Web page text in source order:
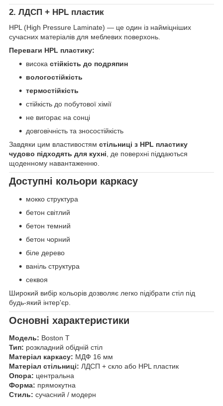
2. ЛДСП + HPL пластик
HPL (High Pressure Laminate) — це один із найміцніших
сучасних матеріалів для меблевих поверхонь.
Переваги HPL пластику:
висока стійкість до подряпин
вологостійкість
термостійкість
стійкість до побутової хімії
не вигорає на сонці
довговічність та зносостійкість
Завдяки цим властивостям стільниці з HPL пластику
чудово підходять для кухні , де поверхні піддаються
щоденному навантаженню.
Доступні кольори каркасу
мокко структура
бетон світлий
бетон темний
бетон чорний
біле дерево
ваніль структура
секвоя
Широкий вибір кольорів дозволяє легко підібрати стіл під
будь-який інтер'єр.
Основні характеристики
Модель: Boston T
Тип: розкладний обідній стіл
Матеріал каркасу: МДФ 16 мм
Матеріал стільниці: ЛДСП + скло або HPL пластик
Опора: центральна
Форма: прямокутна
Стиль: сучасний / модерн